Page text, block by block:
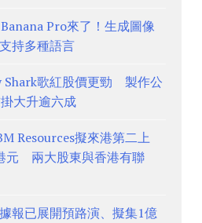
Pro來了！生成圖像
持多種語言
Shark歌紅股價更勁 製作公
大升逾六成
Resources擬來港第二上
元 兩大股東與香港有聯
報已展開預路演、擬集1億